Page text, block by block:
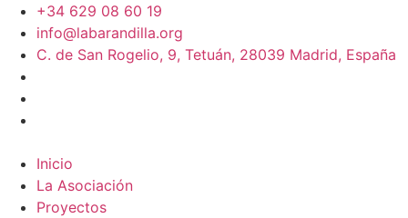
+34 629 08 60 19
info@labarandilla.org
C. de San Rogelio, 9, Tetuán, 28039 Madrid, España
Inicio
La Asociación
Proyectos